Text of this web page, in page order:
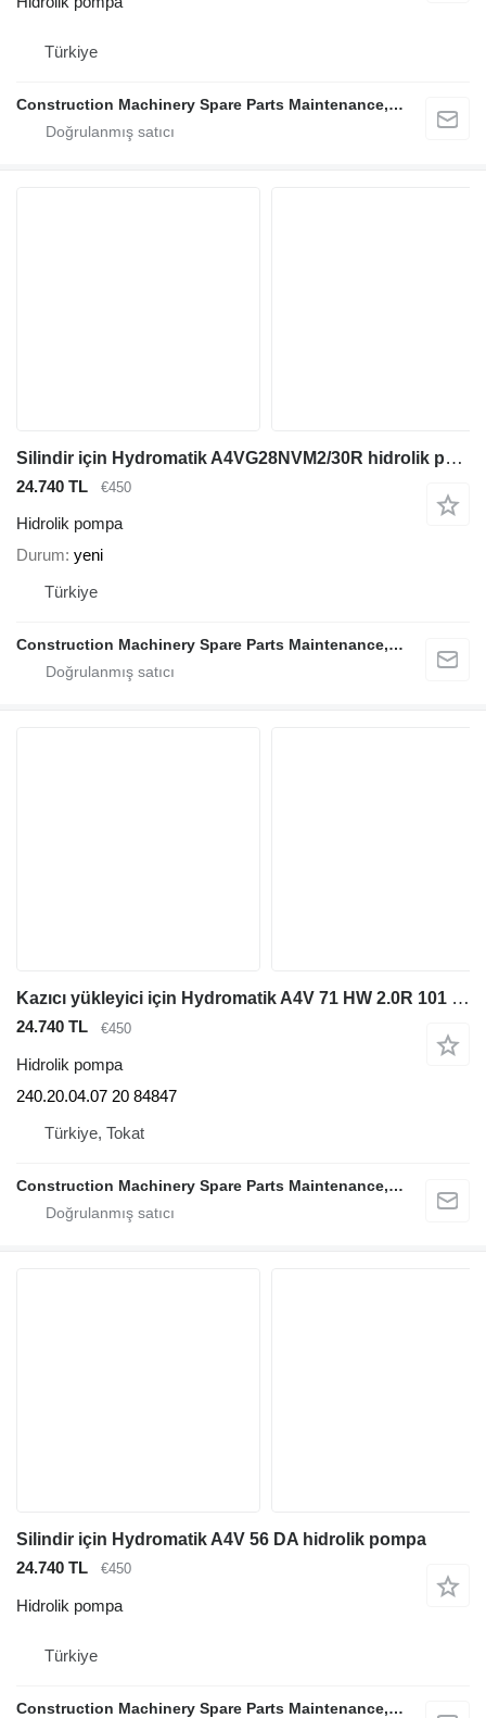
Türkiye
Construction Machinery Spare Parts Maintenance, Repair and Sales Company
Silindir için Hydromatik A4VG28NVM2/30R hidrolik pompa
24.740 TL €450
Hidrolik pompa
Durum yeni
Türkiye
Construction Machinery Spare Parts Maintenance, Repair and Sales Company
Kazıcı yükleyici için Hydromatik A4V 71 HW 2.0R 101 010 240.20.04.07 20 hidrolik pompa
24.740 TL €450
Hidrolik pompa
240.20.04.07 20 84847
Türkiye, Tokat
Construction Machinery Spare Parts Maintenance, Repair and Sales Company
Silindir için Hydromatik A4V 56 DA hidrolik pompa
24.740 TL
€450
Hidrolik pompa
Türkiye
Construction Machinery Spare Parts Maintenance, Repair and Sales Company